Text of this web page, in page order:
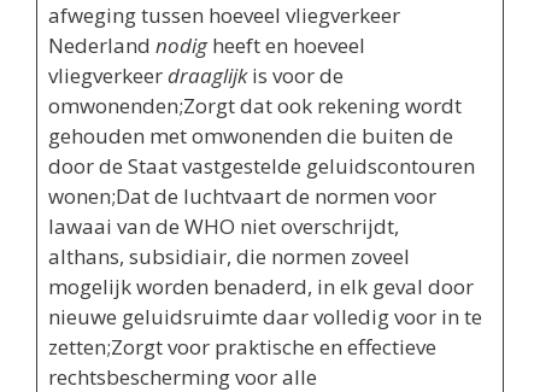
afweging tussen hoeveel vliegverkeer
Nederland nodigheeft en hoeveel
vliegverkeerdraaglijkis voor de
omwonenden;Zorgt dat ook rekening wordt
gehouden met omwonenden die buiten de
door de Staat vastgestelde geluidscontouren
wonen;Dat de luchtvaart de normen voor
lawaai van de WHO niet overschrijdt,
althans, subsidiair, die normen zoveel
mogelijk worden benaderd, in elk geval door
nieuwe geluidsruimte daar volledig voor in te
zetten;Zorgt voor praktische en effectieve
rechtsbescherming voor alle